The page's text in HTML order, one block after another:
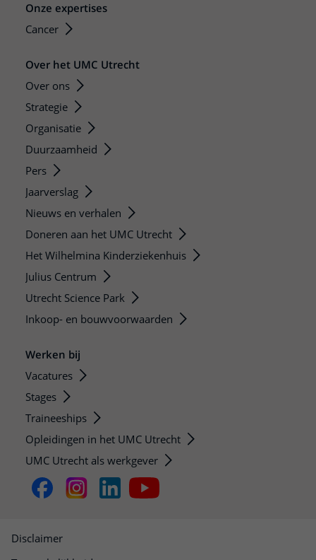
Onze expertises
Cancer
Over het UMC Utrecht
Over ons
Strategie
Organisatie
Duurzaamheid
Pers
Jaarverslag
Nieuws en verhalen
Doneren aan het UMC Utrecht
Het Wilhelmina Kinderziekenhuis
Julius Centrum
Utrecht Science Park
Inkoop- en bouwvoorwaarden
Werken bij
Vacatures
Stages
Traineeships
Opleidingen in het UMC Utrecht
UMC Utrecht als werkgever
Disclaimer